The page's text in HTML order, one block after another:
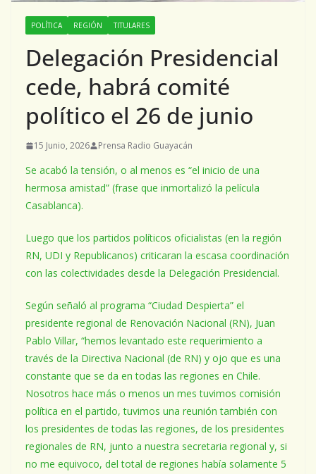
POLÍTICA REGIÓN TITULARES
Delegación Presidencial
cede, habrá comité
político el 26 de junio
15 Junio, 2026 Prensa Radio Guayacán
Se acabó la tensión, o al menos es “el inicio de una
hermosa amistad” (frase que inmortalizó la película
Casablanca).
Luego que los partidos políticos oficialistas (en la región
RN, UDI y Republicanos) criticaran la escasa coordinación
con las colectividades desde la Delegación Presidencial.
Según señaló al programa “Ciudad Despierta” el
presidente regional de Renovación Nacional (RN), Juan
Pablo Villar, “hemos levantado este requerimiento a
través de la Directiva Nacional (de RN) y ojo que es una
constante que se da en todas las regiones en Chile.
Nosotros hace más o menos un mes tuvimos comisión
política en el partido, tuvimos una reunión también con
los presidentes de todas las regiones, de los presidentes
regionales de RN, junto a nuestra secretaria regional y, si
no me equivoco, del total de regiones había solamente 5